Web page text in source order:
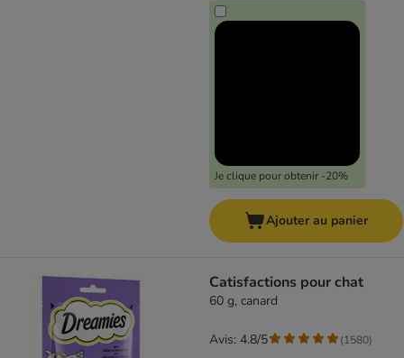
Je clique pour obtenir -20%
Ajouter au panier
Catisfactions pour chat
60 g, canard
Avis: 4.8/5 (1580)